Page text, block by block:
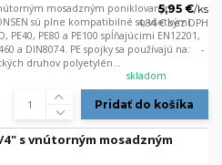
mosadzným poniklovaným
sú plne kompatibilné so všetkými
PE40, PE80 a PE100 spĺňajúcimi EN12201,
a DIN8074. PE spojky sa používajú na: -
druhov polyetylén...
5,95 €/ks
4,84 €bez DPH
skladom
Pridať do košíka
4" s vnútorným mosadzným